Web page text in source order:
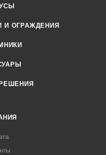
И ОГРАЖДЕНИЯ